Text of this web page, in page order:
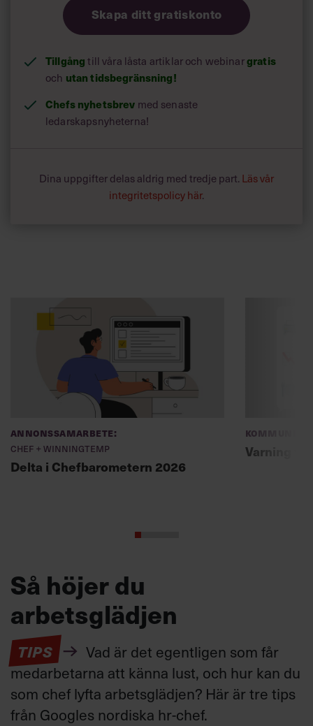
Skapa ditt gratiskonto
Tillgångtill våra låsta artiklar och webinargratis
och utan tidsbegränsning!
Chefs nyhetsbrev med senaste
ledarskapsnyheterna!
Dina uppgifter delas aldrig med tredje part. Läs vår
integritetspolicy här.
Annonssamarbete:
Chef + Winningtemp
Delta i Chefbarometern 2026
Varning
Så höjer du
arbetsglädjen
TIPS
Vad är det egentligen som får
medarbetarna att känna lust, och hur kan du
som chef lyfta arbetsglädjen? Här är tre tips
från Googles nordiska hr-chef.